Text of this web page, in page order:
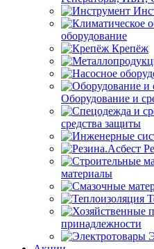
оборудование
Крепёж
Оборудование и
средства защиты
материалы
принадлежности